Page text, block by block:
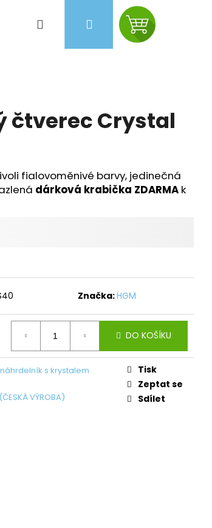
PřihlášeníNákupní
čtverec Crystal
fialovoměnivé barvy, jedinečná
dárková krabička ZDARMA k
Značka:HGM
DO KOŠÍKU
s krystalem
VÝROBA)
Tisk
Zeptat se
Sdílet